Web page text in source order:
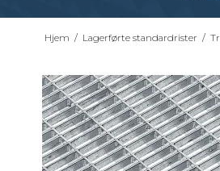
Pressveiset gitterrister – Alminnelig
Smijernsgitter – Gitter med svingte
kryssribber
Hjem / Lagerførte standardrister /